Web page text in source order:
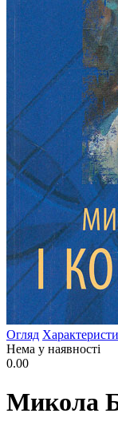
Огляд
Нема у наявності
0.00
Микола